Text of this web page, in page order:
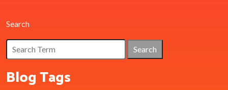
Search
Search
Blog Tags